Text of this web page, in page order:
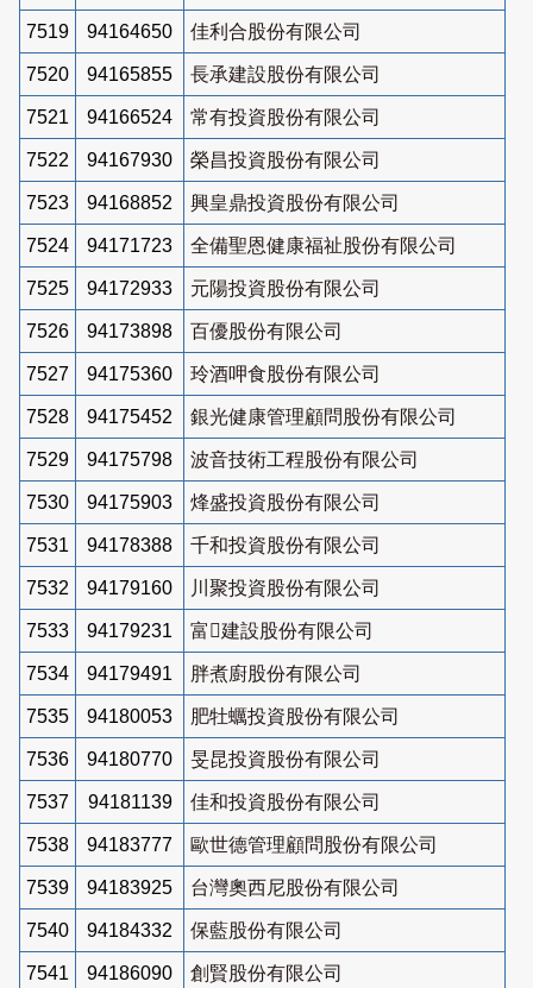
7519 94164650 佳利合股份有限公司
7520 94165855 長承建設股份有限公司
7521 94166524 常有投資股份有限公司
7522 94167930 榮昌投資股份有限公司
7523 94168852 興皇鼎投資股份有限公司
7524 94171723 全備聖恩健康福祉股份有限公司
7525 94172933 元陽投資股份有限公司
7526 94173898 百優股份有限公司
7527 94175360 玲酒呷食股份有限公司
7528 94175452 銀光健康管理顧問股份有限公司
7529 94175798 波音技術工程股份有限公司
7530 94175903 烽盛投資股份有限公司
7531 94178388 千和投資股份有限公司
7532 94179160 川聚投資股份有限公司
7533 94179231 富建設股份有限公司
7534 94179491 胖煮廚股份有限公司
7535 94180053 肥牡蠣投資股份有限公司
7536 94180770 旻昆投資股份有限公司
7537 94181139 佳和投資股份有限公司
7538 94183777 歐世德管理顧問股份有限公司
7539 94183925 台灣奧西尼股份有限公司
7540 94184332 保藍股份有限公司
7541 94186090 創賢股份有限公司